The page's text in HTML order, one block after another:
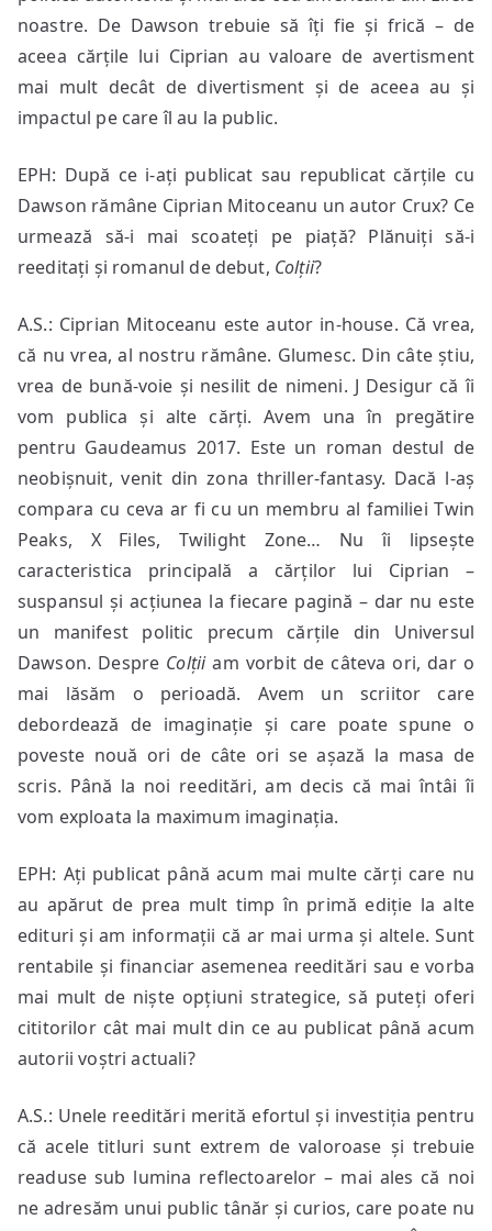
noastre. De Dawson trebuie să îți fie și frică – de
aceea cărțile lui Ciprian au valoare de avertisment
mai mult decât de divertisment și de aceea au și
impactul pe care îl au la public.
EPH: După ce i-ați publicat sau republicat cărțile cu
Dawson rămâne Ciprian Mitoceanu un autor Crux? Ce
urmează să-i mai scoateți pe piață? Plănuiți să-i
reeditați și romanul de debut, Colții?
A.S.: Ciprian Mitoceanu este autor in-house. Că vrea,
că nu vrea, al nostru rămâne. Glumesc. Din câte știu,
vrea de bună-voie și nesilit de nimeni. J Desigur că îi
vom publica și alte cărți. Avem una în pregătire
pentru Gaudeamus 2017. Este un roman destul de
neobișnuit, venit din zona thriller-fantasy. Dacă l-aș
compara cu ceva ar fi cu un membru al familiei Twin
Peaks, X Files, Twilight Zone… Nu îi lipsește
caracteristica principală a cărților lui Ciprian –
suspansul și acțiunea la fiecare pagină – dar nu este
un manifest politic precum cărțile din Universul
Dawson. Despre Colțiiam vorbit de câteva ori, dar o
mai lăsăm o perioadă. Avem un scriitor care
debordează de imaginație și care poate spune o
poveste nouă ori de câte ori se așază la masa de
scris. Până la noi reeditări, am decis că mai întâi îi
vom exploata la maximum imaginația.
EPH: Ați publicat până acum mai multe cărți care nu
au apărut de prea mult timp în primă ediție la alte
edituri și am informații că ar mai urma și altele. Sunt
rentabile și financiar asemenea reeditări sau e vorba
mai mult de niște opțiuni strategice, să puteți oferi
cititorilor cât mai mult din ce au publicat până acum
autorii voștri actuali?
A.S.: Unele reeditări merită efortul și investiția pentru
că acele titluri sunt extrem de valoroase și trebuie
readuse sub lumina reflectoarelor – mai ales că noi
ne adresăm unui public tânăr și curios, care poate nu